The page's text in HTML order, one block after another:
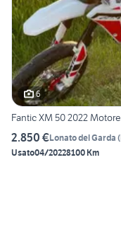
6
Fantic XM 50 2022
2.850 €Lonato del Garda (
Usato04/20228100 Km